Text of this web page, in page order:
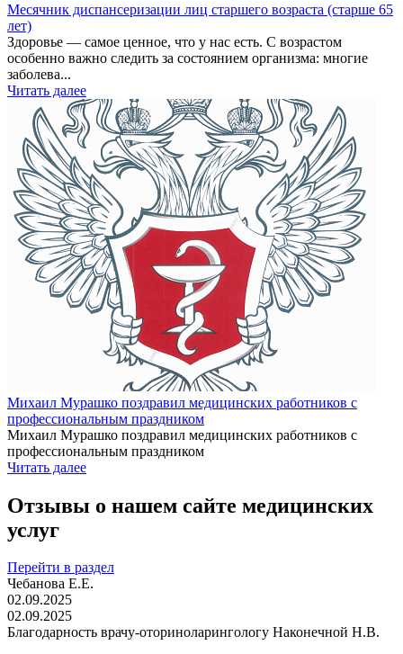
Месячник диспансеризации лиц старшего возраста (старше 65
лет)
Здоровье — самое ценное, что у нас есть. С возрастом
особенно важно следить за состоянием организма: многие
заболева...
Читать далее
Михаил Мурашко поздравил медицинских работников с
профессиональным праздником
Михаил Мурашко поздравил медицинских работников с
профессиональным праздником
Читать далее
Отзывы о нашем сайте медицинских
услуг
Перейти в раздел
Чебанова Е.Е.
02.09.2025
02.09.2025
Благодарность врачу-оториноларингологу Наконечной Н.В.